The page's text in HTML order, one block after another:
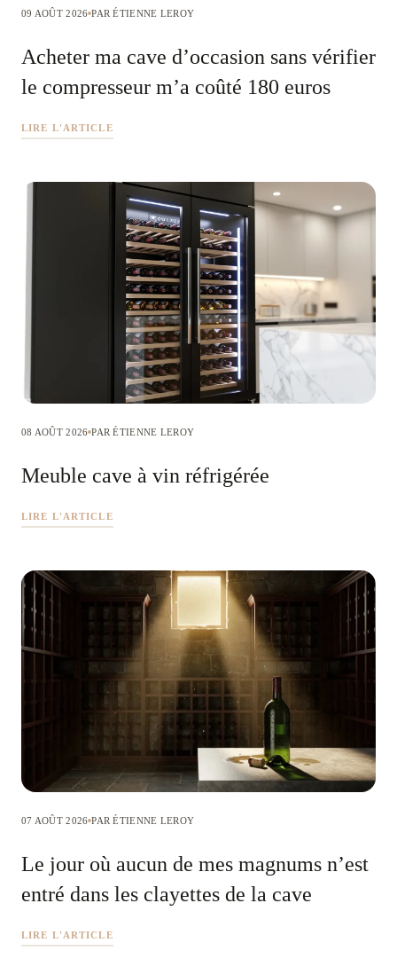
09 AOÛT 2026 PAR ÉTIENNE LEROY
Acheter ma cave d’occasion sans vérifier
le compresseur m’a coûté 180 euros
LIRE L'ARTICLE
08 AOÛT 2026 PAR ÉTIENNE LEROY
Meuble cave à vin réfrigérée
LIRE L'ARTICLE
07 AOÛT 2026 PAR ÉTIENNE LEROY
Le jour où aucun de mes magnums n’est
entré dans les clayettes de la cave
LIRE L'ARTICLE